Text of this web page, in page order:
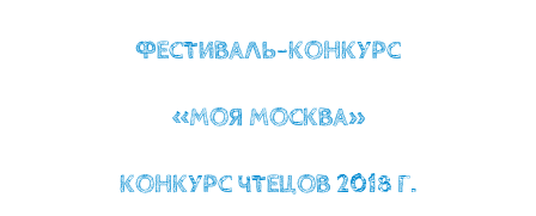
ФЕСТИВАЛЬ-КОНКУРС
«МОЯ МОСКВА»
КОНКУРС ЧТЕЦОВ 2018 Г.